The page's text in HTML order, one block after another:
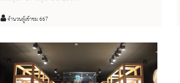
จำนวนผู้เข้าชม 667